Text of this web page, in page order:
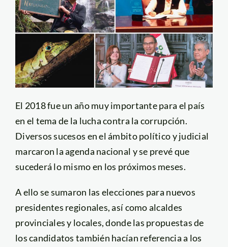
El 2018 fue un año muy importante para el país
en el tema de la lucha contra la corrupción.
Diversos sucesos en el ámbito político y judicial
marcaron la agenda nacional y se prevé que
sucederá lo mismo en los próximos meses.
A ello se sumaron las elecciones para nuevos
presidentes regionales, así como alcaldes
provinciales y locales, donde las propuestas de
los candidatos también hacían referencia a los